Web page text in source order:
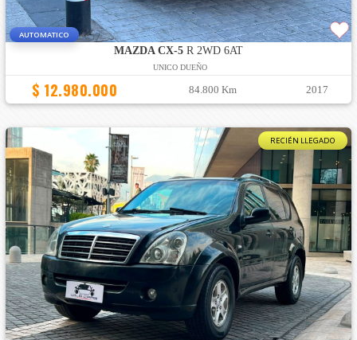
AUTOMATICO
MAZDA CX-5 R 2WD 6AT
UNICO DUEÑO
$ 12.980.000 84.800 Km 2017
RECIÉN LLEGADO